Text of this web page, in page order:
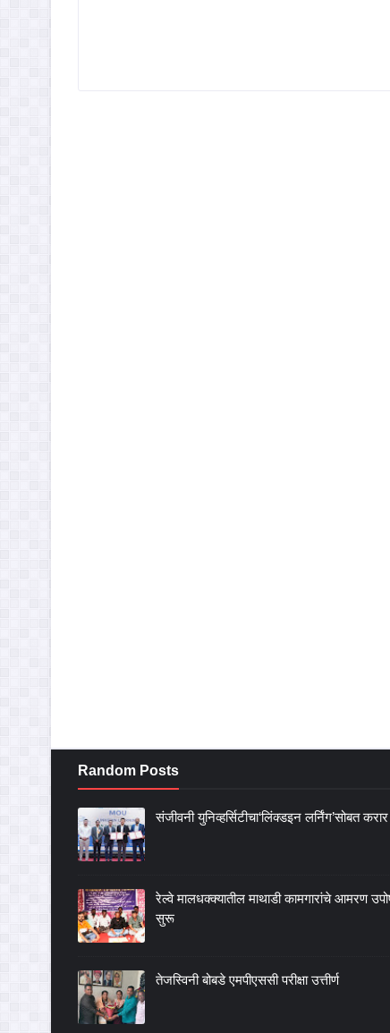
Random Posts
संजीवनी युनिव्हर्सिटीचा‘लिंक्डइन लर्निंग’सोबत करार
रेल्वे मालधक्क्यातील माथाडी कामगारांचे आमरण
सुरू
तेजस्विनी बोबडे एमपीएससी परीक्षा उत्तीर्ण